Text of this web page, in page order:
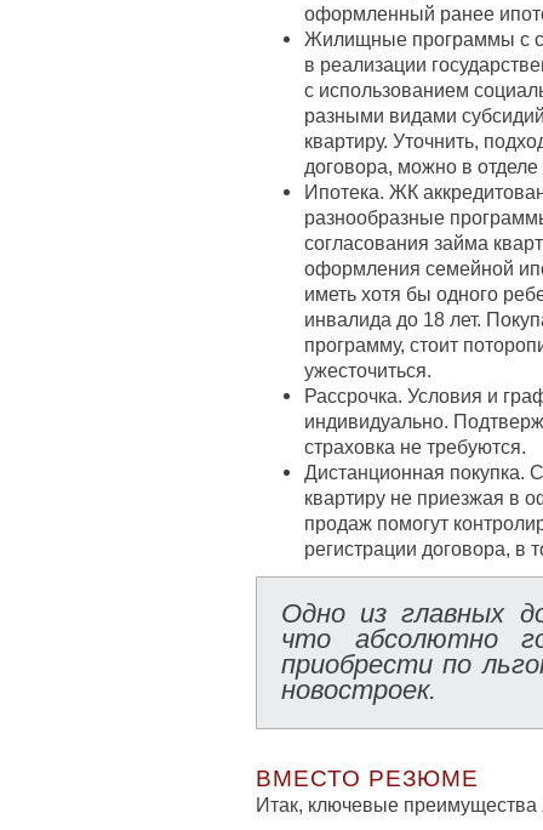
оформленный ранее
Жилищные программы с
в реализации
с использованием
разными видами
квартиру. Уточнить,
договора, можно в
Ипотека. ЖК
разнообразные
согласования займа
оформления семейной
иметь хотя бы одного
инвалида до 18 лет.
программу, стоит
ужесточиться.
Рассрочка. Условия и
индивидуально.
страховка не требуются.
Дистанционная покупка.
квартиру не приезжая в
продаж помогут
регистрации договора, в
Одно из главных
что абсолютно
приобрести по
новостроек.
ВМЕСТО РЕЗЮМЕ
Итак, ключевые